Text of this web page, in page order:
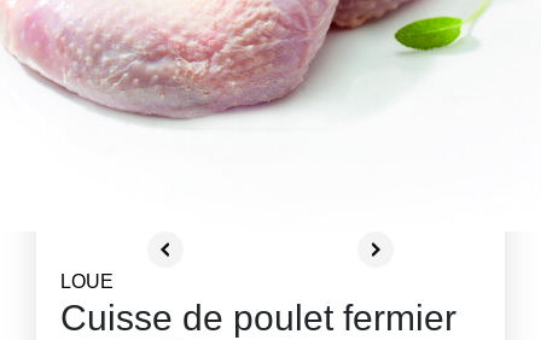
LOUE
Cuisse de poulet fermier